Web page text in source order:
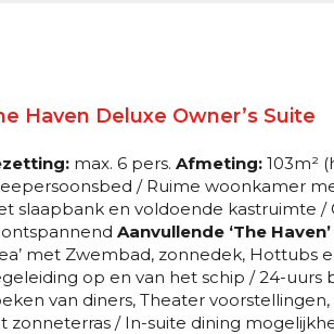
balkonhut
Haven Deluxe Owner’s Suite
max. 6 pers. Afmeting:103m²
/ Ruime woonkamer
slaapbank en voldoende kastruimte
Aanvullende ‘The
met Zwembad, zonnedek, Hottubs
op en van het schip / 24-uurs
van diners, Theater
zonneterras / In-suite dining